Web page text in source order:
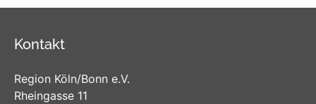
Kontakt
Region Köln/Bonn e.V.
Rheingasse 11